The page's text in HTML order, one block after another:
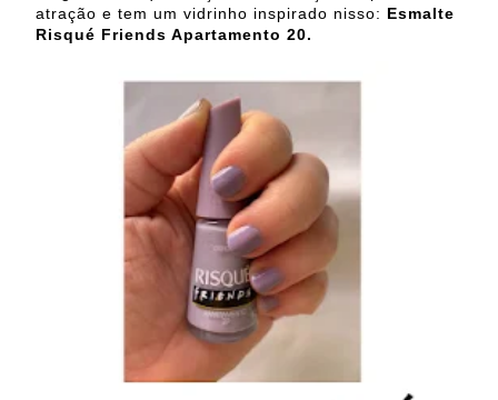
atração e tem um vidrinho inspirado nisso: Esmalte
Risqué Friends Apartamento 20.